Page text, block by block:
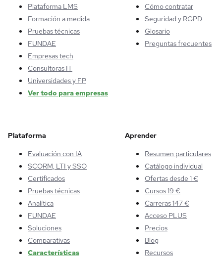
Plataforma LMS
Formación a medida
Pruebas técnicas
FUNDAE
Empresas tech
Consultoras IT
Universidades y FP
Ver todo para empresas
Cómo contratar
Seguridad y RGPD
Glosario
Preguntas frecuentes
Plataforma
Evaluación con IA
SCORM, LTI y SSO
Certificados
Pruebas técnicas
Analítica
FUNDAE
Soluciones
Comparativas
Características
Aprender
Resumen particulares
Catálogo individual
Ofertas desde 1 €
Cursos 19 €
Carreras 147 €
Acceso PLUS
Precios
Blog
Recursos